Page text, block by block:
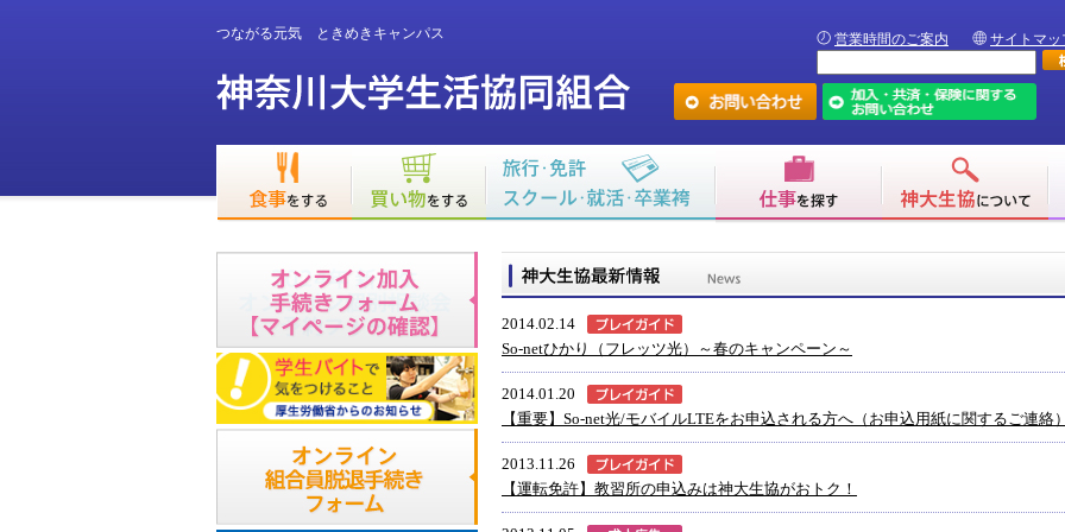
つながる元気 ときめきキャンパス 営業時間のご案内 サイトマッ
2014.02.14
So-netひかり（フレッツ光）～春のキャンペーン～
2014.01.20
【重要】So-net光/モバイルLTEをお申込される方へ（お申込用紙に関するご連絡
2013.11.26
【運転免許】教習所の申込みは神大生協がおトク！